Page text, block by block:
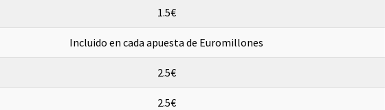
1.5€
Incluido en cada apuesta de Euromillones
2.5€
2.5€